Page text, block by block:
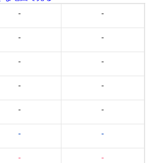
-
-
-
-
-
-
-
-
-
-
-
-
-
-